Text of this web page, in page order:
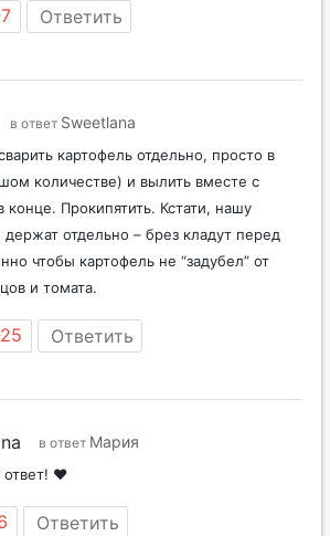
Ответить
в ответ Sweetlana
картофель отдельно, просто в
количестве) и вылить вместе с
Прокипятить. Кстати, нашу
отдельно – брез кладут перед
чтобы картофель не “задубел” от
и томата.
Ответить
в ответ Мария
ответ! ❤️
Ответить